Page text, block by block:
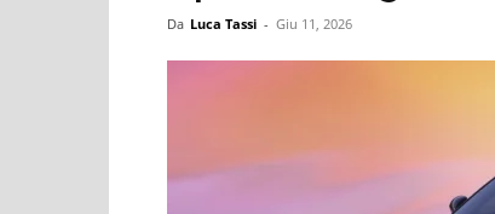
Da Luca Tassi - Giu 11, 2026